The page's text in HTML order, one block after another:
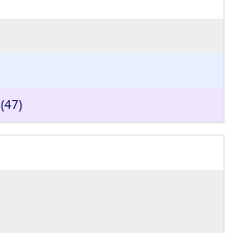
(47)